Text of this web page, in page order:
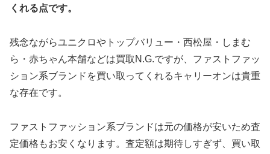
くれる点です。
残念ながらユニクロやトップバリュー・西松屋・しまむ
ら・赤ちゃん本舗などは買取N.G.ですが、ファストファッ
ション系ブランドを買い取ってくれるキャリーオンは貴重
な存在です。
ファストファッション系ブランドは元の価格が安いため査
定価格もお安くなります。査定額は期待しすぎず、買い取